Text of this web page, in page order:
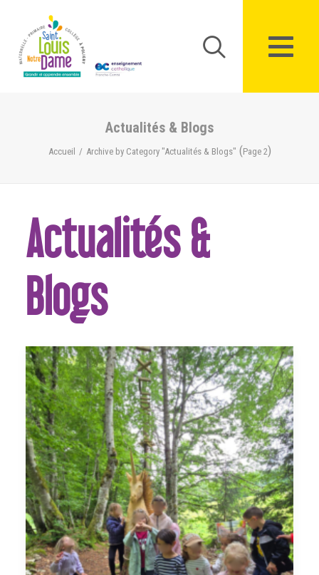
Actualités & Blogs
Accueil Archive by Category "Actualités & Blogs" (Page 2)
Actualités &
Blogs